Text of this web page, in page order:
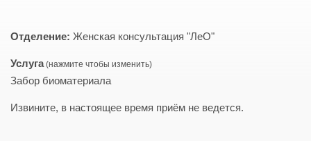
Отделение: Женская консультация "ЛеО"
Услуга
Забор биоматериала
Извините, в настоящее время приём не ведется.